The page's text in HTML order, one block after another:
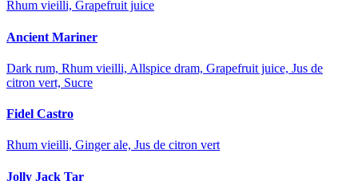
Rhum vieilli, Grapefruit juice
Ancient Mariner
Dark rum, Rhum vieilli, Allspice dram, Grapefruit juice, Jus de
citron vert, Sucre
Fidel Castro
Rhum vieilli, Ginger ale, Jus de citron vert
Jolly Jack Tar